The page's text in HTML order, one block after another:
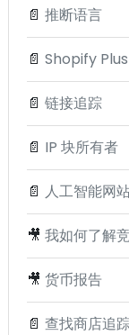
📄 推断语言
📄 Shopify
📄 链接追踪
📄 IP 块所有者
📄 人工智能网
🎥 我如何了解
🎥 货币报告
📄 查找商店追